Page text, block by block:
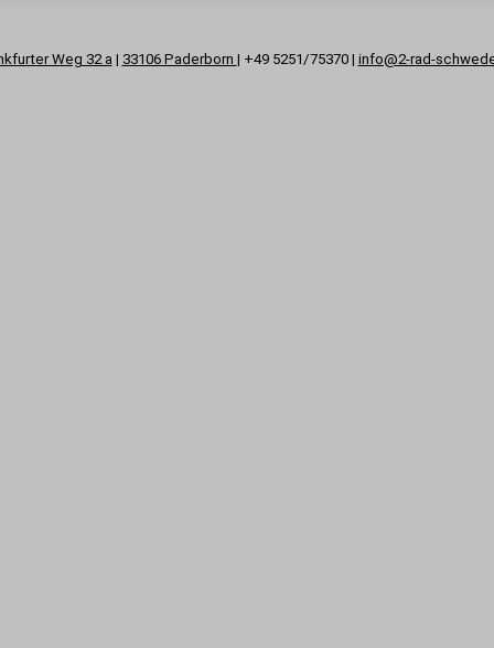
Weg 32 a | 33106 Paderborn | +49 5251/75370 | info@2-rad-